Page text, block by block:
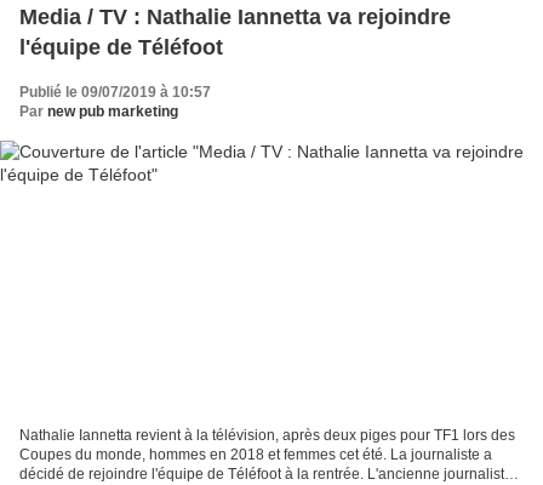
Media / TV : Nathalie Iannetta va rejoindre
l'équipe de Téléfoot
Publié le 09/07/2019 à 10:57
Par new pub marketing
Nathalie Iannetta revient à la télévision, après deux piges pour TF1 lors des
Coupes du monde, hommes en 2018 et femmes cet été. La journaliste a
décidé de rejoindre l'équipe de Téléfoot à la rentrée. L'ancienne journaliste